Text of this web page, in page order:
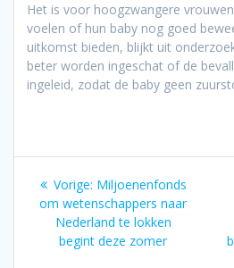
Het is voor hoogzwangere
voelen of hun baby nog goed
uitkomst bieden, blijkt uit
beter worden ingeschat of de
ingeleid, zodat de baby geen
Bericht
navigatie
Vorige: Vorig
bericht:
Miljoenenfonds
om wetenschappers naar
Nederland te lokken
begint deze zomer